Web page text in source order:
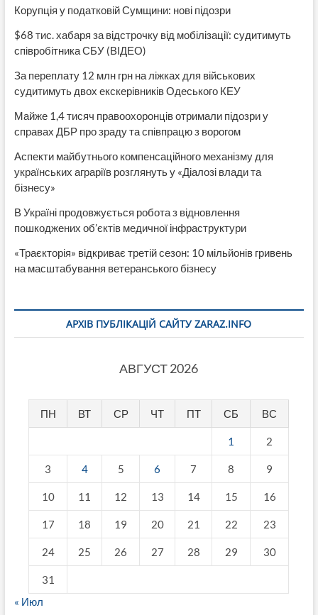
Корупція у податковій Сумщини: нові підозри
$68 тис. хабаря за відстрочку від мобілізації: судитимуть
співробітника СБУ (ВІДЕО)
За переплату 12 млн грн на ліжках для військових
судитимуть двох екскерівників Одеського КЕУ
Майже 1,4 тисяч правоохоронців отримали підозри у
справах ДБР про зраду та співпрацю з ворогом
Аспекти майбутнього компенсаційного механізму для
українських аграріїв розглянуть у «Діалозі влади та
бізнесу»
В Україні продовжується робота з відновлення
пошкоджених об’єктів медичної інфраструктури
«Траєкторія» відкриває третій сезон: 10 мільйонів гривень
на масштабування ветеранського бізнесу
АРХІВ ПУБЛІКАЦІЙ САЙТУ ZARAZ.INFO
АВГУСТ 2026
ПН ВТ СР ЧТ ПТ СБ ВС
1 2
3 4 5 6 7 8 9
10 11 12 13 14 15 16
17 18 19 20 21 22 23
24 25 26 27 28 29 30
31
« Июл